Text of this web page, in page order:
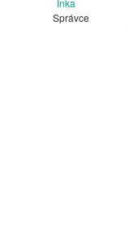
Inka
Správce